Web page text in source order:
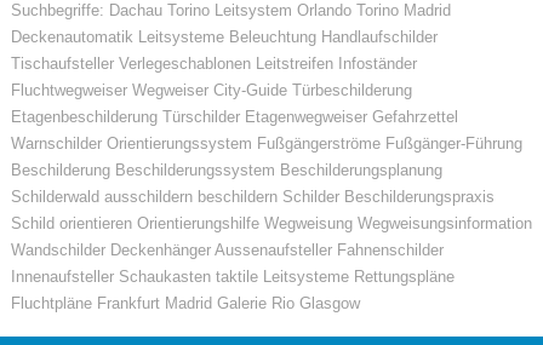
Suchbegriffe: Dachau Torino Leitsystem Orlando Torino Madrid
Deckenautomatik Leitsysteme Beleuchtung Handlaufschilder
Tischaufsteller Verlegeschablonen Leitstreifen Infoständer
Fluchtwegweiser Wegweiser City-Guide Türbeschilderung
Etagenbeschilderung Türschilder Etagenwegweiser Gefahrzettel
Warnschilder Orientierungssystem Fußgängerströme Fußgänger-Führung
Beschilderung Beschilderungssystem Beschilderungsplanung
Schilderwald ausschildern beschildern Schilder Beschilderungspraxis
Schild orientieren Orientierungshilfe Wegweisung Wegweisungsinformation
Wandschilder Deckenhänger Aussenaufsteller Fahnenschilder
Innenaufsteller Schaukasten taktile Leitsysteme Rettungspläne
Fluchtpläne Frankfurt Madrid Galerie Rio Glasgow